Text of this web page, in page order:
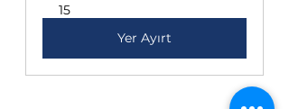
15
Yer Ayırt